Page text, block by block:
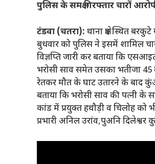
पुलिस के समक्ष गिरफ्तार चारों
टंडवा (चतरा): थाना क्षेत्र स्थित
बुधवार को पुलिस ने इसमें शामिल
विज्ञप्ति जारी कर बताया कि
भरोसी साव समेत उसका भतीजा 45
रेतकर मौत के घाट उतारने के बाद
बताया कि भरोसी साव की पत्नी के
कांड में प्रयुक्त हथौड़ी व चिलोह को
प्रभारी अनिल उरांव,पुअनि